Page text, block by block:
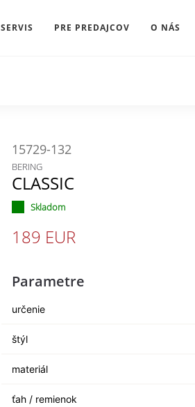
SERVIS PRE PREDAJCOV O NÁS
15729-132
BERING
CLASSIC
Skladom
189 EUR
Parametre
určenie
štýl
materiál
ťah / remienok